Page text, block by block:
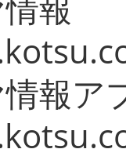
報ア